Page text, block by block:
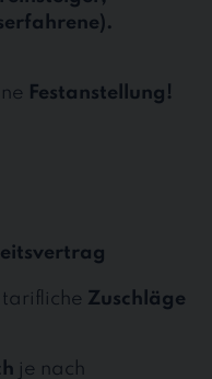
Festanstellung!
tarifliche Zuschläge
je nach